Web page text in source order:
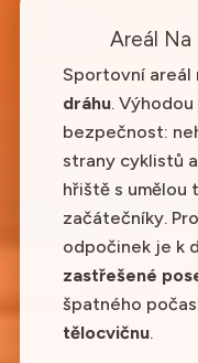
Areál Na
Sportovní areál
dráhu.
bezpečnost:
strany cyklistů
hřiště s umělou
začátečníky.
odpočinek je k
zastřešené
špatného
tělocvičnu.